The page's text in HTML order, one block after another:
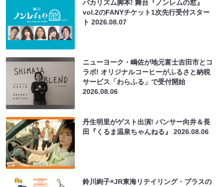
バカリズム脚本! 舞台『ノンレムの窓』
vol.2のFANYチケット1次先行受付スター
ト2026.08.07
ニューヨーク・嶋佐が地元富士吉田市とコ
ラボ! オリジナルコーヒーがふるさと納税
サービス「わらふる」で受付開始
2026.08.06
丹生明里がゲスト出演! パンサー向井＆長
田『くるま温泉ちゃんねる』2026.08.06
鈴川絢子×JR東海リテイリング・プラスの